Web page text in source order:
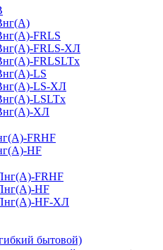
FRLS
FRLS-ХЛ
FRLSLTx
LS
LS-ХЛ
LSLTx
ХЛ
FRHF
HF
FRHF
HF
HF-ХЛ
бытовой)